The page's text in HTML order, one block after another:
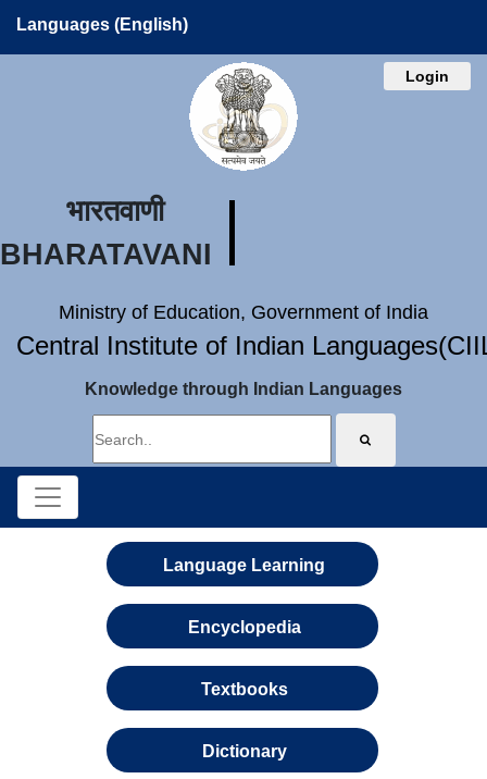
Languages (English)
Login
भारतवाणी
BHARATAVANI
Ministry of Education, Government of India
Central Institute of Indian
Knowledge through Indian Languages
Language Learning
Encyclopedia
Textbooks
Dictionary